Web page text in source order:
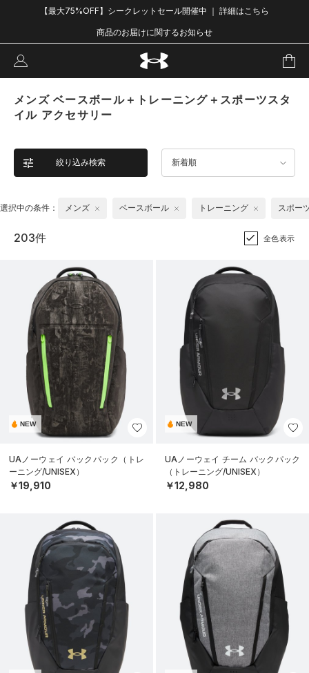
【最大75%OFF】シークレットセール開催中 ｜ 詳細はこちら
商品のお届けに関するお知らせ
メンズ ベースボール＋トレーニング＋スポーツスタ
イル アクセサリー
絞り込み検索 新着順
選択中の条件： メンズ ベースボール トレーニング スポー
203件 全色表示
NEW
UAノーウェイ バックパック（トレ
ーニング/UNISEX）
￥19,910
NEW
UAノーウェイ チーム バックパック
（トレーニング/UNISEX）
￥12,980